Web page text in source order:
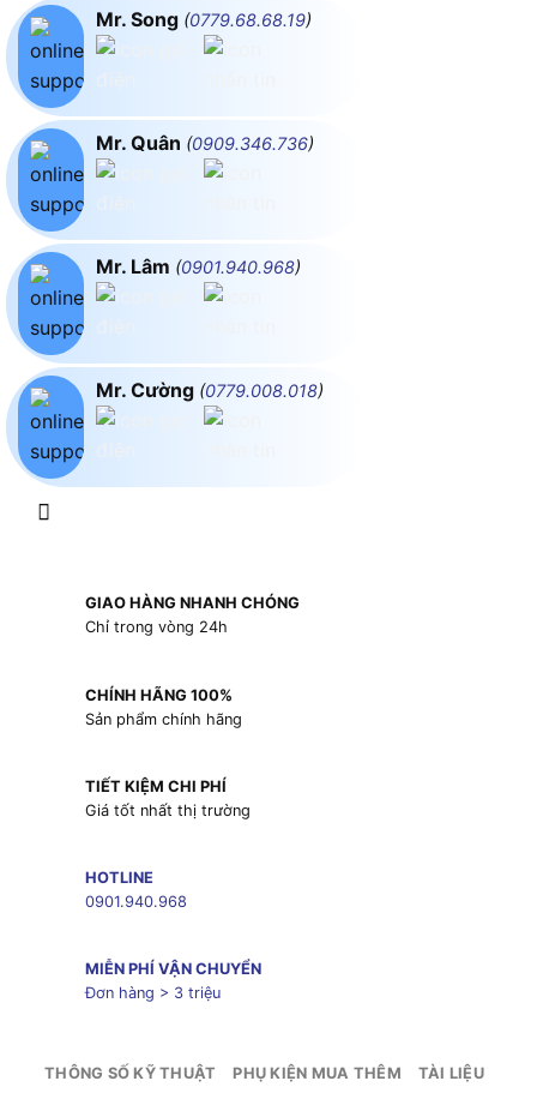
Mr. Song (0779.68.68.19)
Mr. Quân (0909.346.736)
Mr. Lâm (0901.940.968)
Mr. Cường (0779.008.018)
GIAO HÀNG NHANH CHÓNG
Chỉ trong vòng 24h
CHÍNH HÃNG 100%
Sản phẩm chính hãng
TIẾT KIỆM CHI PHÍ
Giá tốt nhất thị trường
HOTLINE
0901.940.968
MIỄN PHÍ VẬN CHUYỂN
Đơn hàng > 3 triệu
THÔNG SỐ KỸ THUẬT PHỤ KIỆN MUA THÊM TÀI LIỆU